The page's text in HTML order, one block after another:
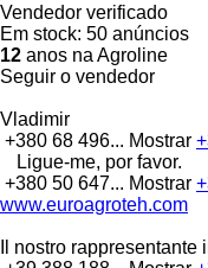
Vendedor verificado
Em stock: 50 anúncios
12 anos na Agroline
Seguir o vendedor
Vladimir
+380 68 496... Mostrar
Ligue-me, por favor.
+380 50 647... Mostrar
www.euroagroteh.com
Il nostro rappresentante